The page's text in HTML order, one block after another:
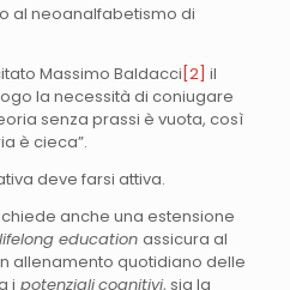
al neoanalfabetismo di
Massimo Baldacci [2] il
la necessità di coniugare
senza prassi è vuota, così
è cieca”.
deve farsi attiva.
anche una estensione
lifelong education assicura al
allenamento quotidiano delle
i potenzialicognitivi, sia la